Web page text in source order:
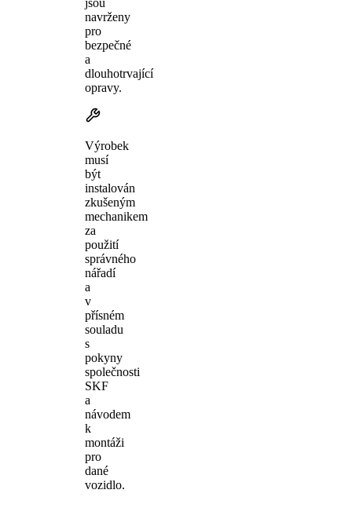
navrženy
pro
bezpečné
a
dlouhotrvající
opravy.
Výrobek
musí
být
instalován
zkušeným
mechanikem
za
použití
správného
nářadí
a
v
přísném
souladu
s
pokyny
společnosti
SKF
a
návodem
k
montáži
pro
dané
vozidlo.